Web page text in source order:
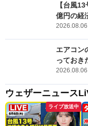
【台風
億円の経
エアコ
っておき
ウェザーニュース
ライブ放送中